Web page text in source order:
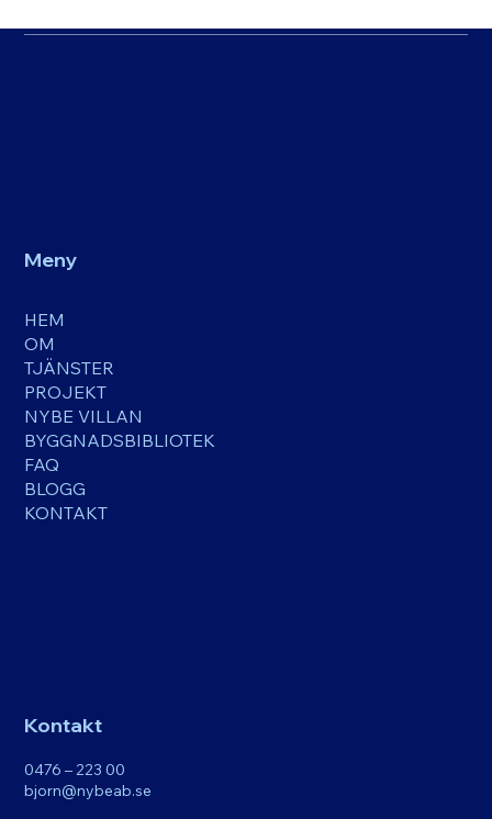
Meny
HEM
OM
TJÄNSTER
PROJEKT
NYBE VILLAN
BYGGNADSBIBLIOTEK
FAQ
BLOGG
KONTAKT
Kontakt
0476 – 223 00
bjorn@nybeab.se